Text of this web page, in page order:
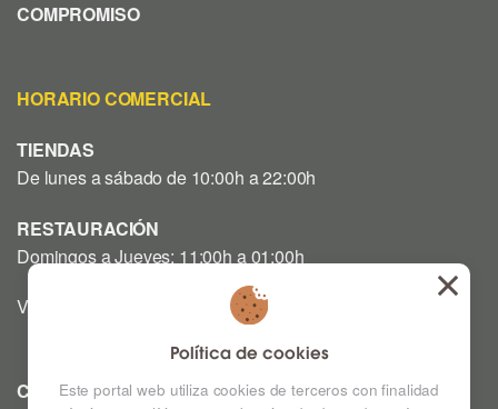
COMPROMISO
HORARIO COMERCIAL
TIENDAS
De lunes a sábado de 10:00h a 22:00h
RESTAURACIÓN
Domingos a Jueves: 11:00h a 01:00h
Viernes y Sábado: 12:00h a 03:00h
CINE
Política de cookies
Este portal web utiliza cookies de terceros con finalidad